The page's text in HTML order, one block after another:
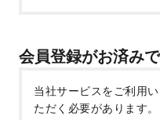
会員登録がお済み
当社サービスをご利用
ただく必要があります。